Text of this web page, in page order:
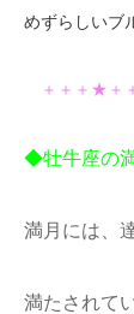
めずらしいブ
＋＋＋★＋
◆牡牛座の
満月には、
満たされて